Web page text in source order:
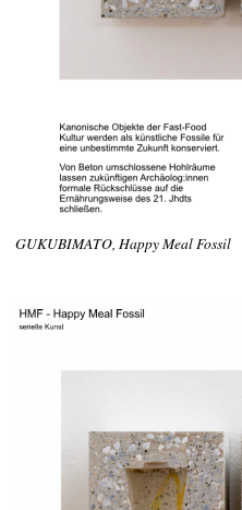
GUKUBIMATO, Happy Meal Fossil